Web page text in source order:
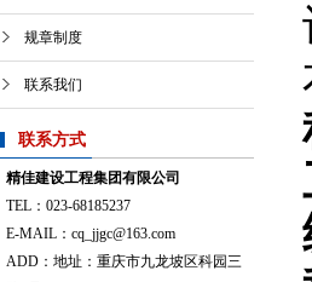
规章制度
联系我们
联系方式
精佳建设工程集团有限公司
TEL：023-68185237
E-MAIL：cq_jjgc@163.com
ADD：地址：重庆市九龙坡区科园三